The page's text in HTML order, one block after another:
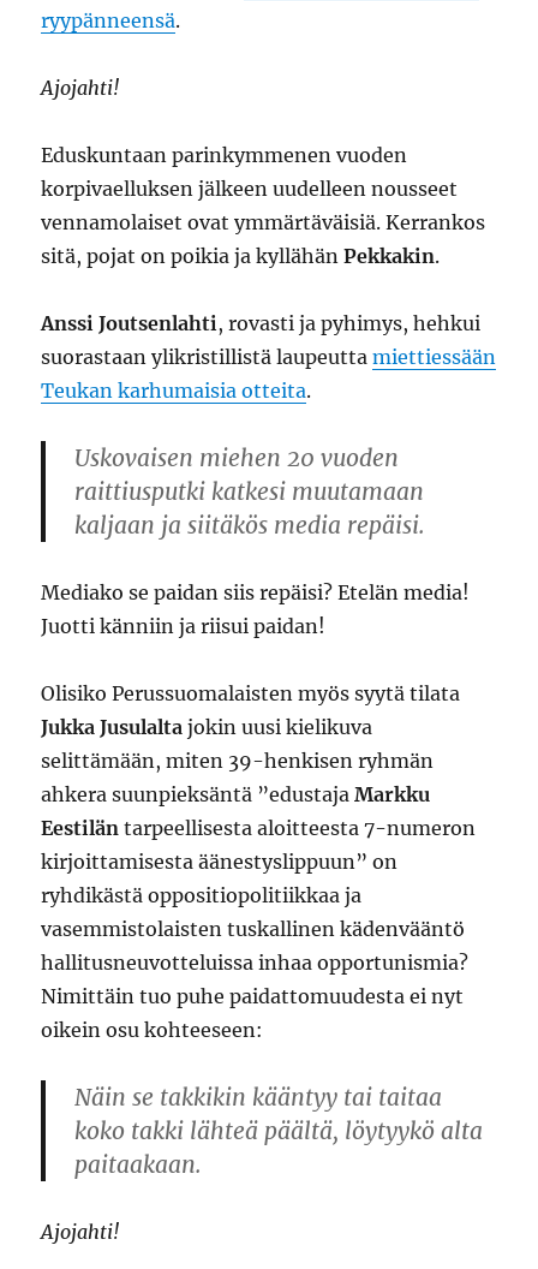
ryypänneensä.
Ajojahti!
Eduskuntaan parinkymmenen vuoden
korpivaelluksen jälkeen uudelleen nousseet
vennamolaiset ovat ymmärtäväisiä. Kerrankos
sitä, pojat on poikia ja kyllähänPekkakin.
Anssi Joutsenlahti, rovasti ja pyhimys, hehkui
suorastaan ylikristillistä laupeuttamiettiessään
Teukan karhumaisia otteita.
Uskovaisen miehen 20 vuoden
raittiusputki katkesi muutamaan
kaljaan ja siitäkös media repäisi.
Mediako se paidan siis repäisi? Etelän media!
Juotti känniin ja riisui paidan!
Olisiko Perussuomalaisten myös syytä tilata
Jukka Jusulalta jokin uusi kielikuva
selittämään, miten 39-henkisen ryhmän
ahkera suunpieksäntä ”edustajaMarkku
Eestilän tarpeellisesta aloitteesta 7-numeron
kirjoittamisesta äänestyslippuun” on
ryhdikästä oppositiopolitiikkaa ja
vasemmistolaisten tuskallinen kädenvääntö
hallitusneuvotteluissa inhaa opportunismia?
Nimittäin tuo puhe paidattomuudesta ei nyt
oikein osu kohteeseen:
Näin se takkikin kääntyy tai taitaa
koko takki lähteä päältä, löytyykö alta
paitaakaan.
Ajojahti!